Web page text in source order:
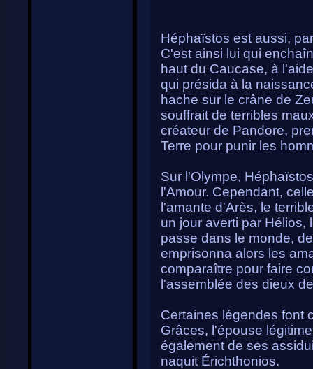
Héphaïstos est aussi,
C'est ainsi lui qui
haut du Caucase, à
qui présida à la
hache sur le crâne de
souffrait de terribles
créateur de Pandore,
Terre pour punir les
Sur l'Olympe,
l'Amour. Cependant,
l'amante d'Arès, le
un jour averti par Hélios,
passe dans le monde,
emprisonna alors les
comparaître pour faire
l'assemblée des dieux
Certaines légendes font
Grâces, l'épouse
également de ses
naquit Érichthonios.